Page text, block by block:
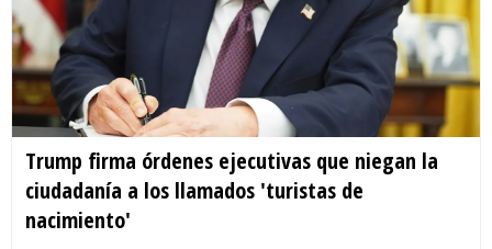
Trump firma órdenes ejecutivas que niegan la
ciudadanía a los llamados 'turistas de
nacimiento'